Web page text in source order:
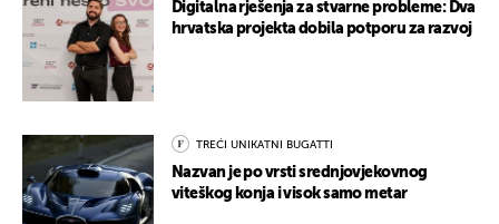
Digitalna rješenja za stvarne probleme: Dva
hrvatska projekta dobila potporu za razvoj
TREĆI UNIKATNI BUGATTI
Nazvan je po vrsti srednjovjekovnog
viteškog konja i visok samo metar